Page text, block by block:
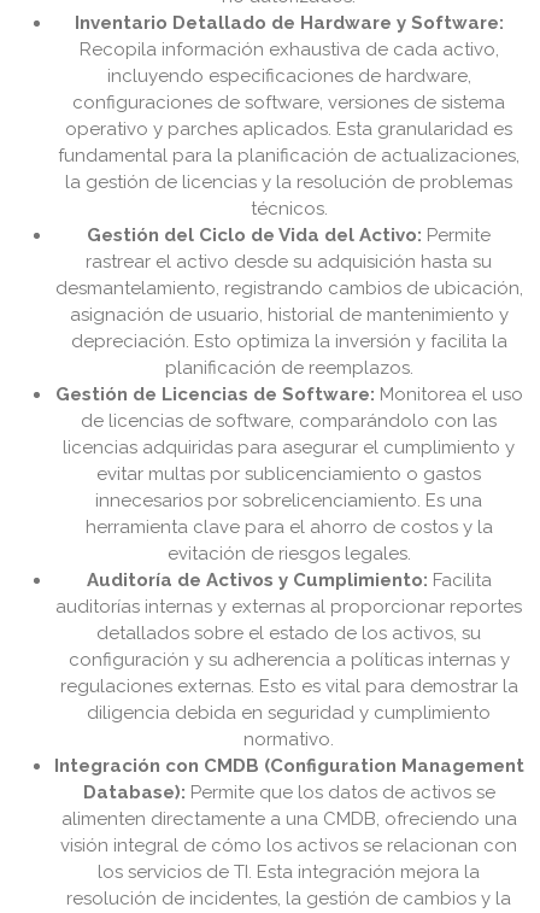
Inventario Detallado de Hardware y Software:
Recopila información exhaustiva de cada activo,
incluyendo especificaciones de hardware,
configuraciones de software, versiones de sistema
operativo y parches aplicados. Esta granularidad es
fundamental para la planificación de actualizaciones,
la gestión de licencias y la resolución de problemas
técnicos.
Gestión del Ciclo de Vida del Activo: Permite
rastrear el activo desde su adquisición hasta su
desmantelamiento, registrando cambios de ubicación,
asignación de usuario, historial de mantenimiento y
depreciación. Esto optimiza la inversión y facilita la
planificación de reemplazos.
Gestión de Licencias de Software: Monitorea el uso
de licencias de software, comparándolo con las
licencias adquiridas para asegurar el cumplimiento y
evitar multas por sublicenciamiento o gastos
innecesarios por sobrelicenciamiento. Es una
herramienta clave para el ahorro de costos y la
evitación de riesgos legales.
Auditoría de Activos y Cumplimiento: Facilita
auditorías internas y externas al proporcionar reportes
detallados sobre el estado de los activos, su
configuración y su adherencia a políticas internas y
regulaciones externas. Esto es vital para demostrar la
diligencia debida en seguridad y cumplimiento
normativo.
Integración con CMDB (Configuration Management
Database): Permite que los datos de activos se
alimenten directamente a una CMDB, ofreciendo una
visión integral de cómo los activos se relacionan con
los servicios de TI. Esta integración mejora la
resolución de incidentes, la gestión de cambios y la